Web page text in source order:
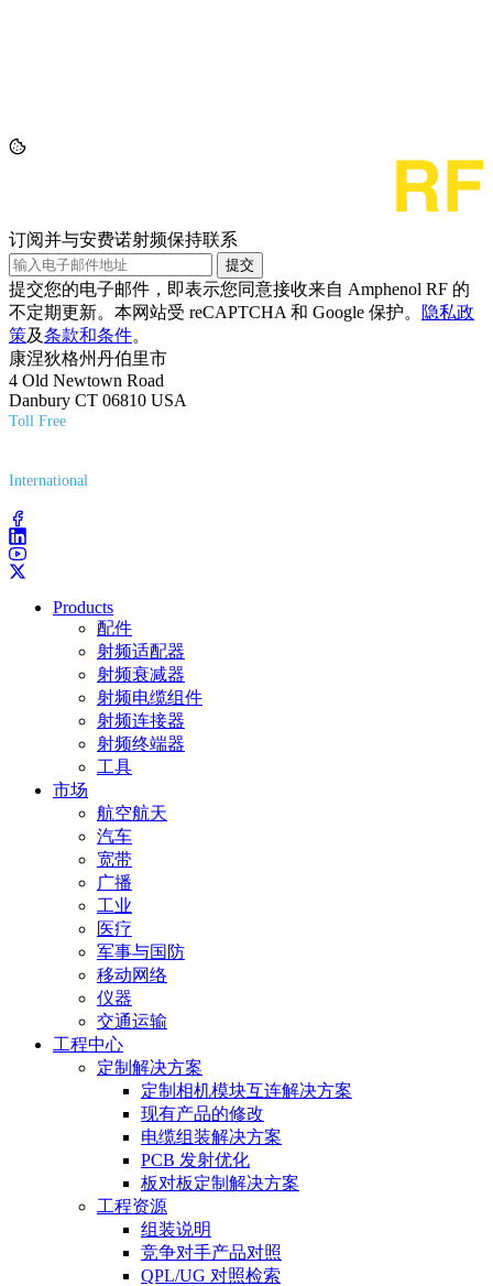
订阅并与安费诺射频保持联系
提交
提交您的电子邮件，即表示您同意接收来自 Amphenol RF 的
不定期更新。本网站受 reCAPTCHA 和 Google 保护。
隐私政
策及条款和条件。
康涅狄格州丹伯里市
4 Old Newtown Road
Danbury CT 06810 USA
Toll Free
International
Products
配件
射频适配器
射频衰减器
射频电缆组件
射频连接器
射频终端器
工具
市场
航空航天
汽车
宽带
广播
工业
医疗
军事与国防
移动网络
仪器
交通运输
工程中心
定制解决方案
定制相机模块互连解决方案
现有产品的修改
电缆组装解决方案
PCB 发射优化
板对板定制解决方案
工程资源
组装说明
竞争对手产品对照
QPL/UG 对照检索